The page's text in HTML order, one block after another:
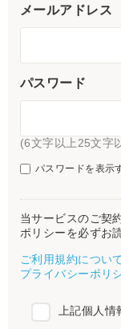
メールアドレス
パスワード
(6文字以上25文字
パスワードを表示
当サービスのご契
ポリシーを必ずお
ご利用規約につい
プライバシーポリ
上記個人情